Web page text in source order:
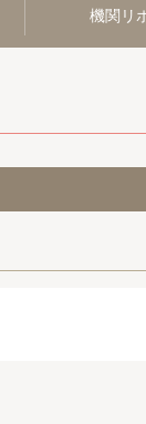
機関リ